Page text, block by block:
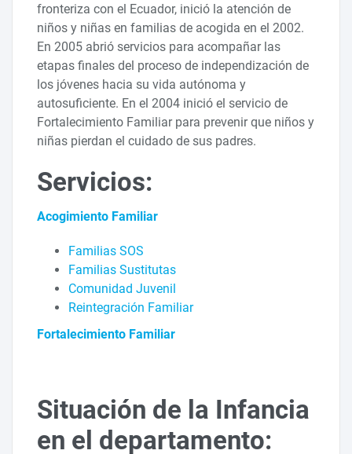
fronteriza con el Ecuador, inició la atención de
niños y niñas en familias de acogida en el 2002.
En 2005 abrió servicios para acompañar las
etapas finales del proceso de independización de
los jóvenes hacia su vida autónoma y
autosuficiente. En el 2004 inició el servicio de
Fortalecimiento Familiar para prevenir que niños y
niñas pierdan el cuidado de sus padres.
Servicios:
Acogimiento Familiar
Familias SOS
Familias Sustitutas
Comunidad Juvenil
Reintegración Familiar
Fortalecimiento Familiar
Situación de la Infancia
en el departamento: